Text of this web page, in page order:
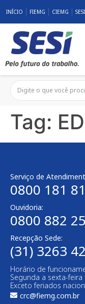
INÍCIO FIEMG CIEMG SESI
Tag:
Serviço de
0800 181
Ouvidoria:
0800 882
Recepção Sede:
(31) 3263
Horário de
Segunda a sexta-feira
Exceto feriados
crc@fiemg.com.br